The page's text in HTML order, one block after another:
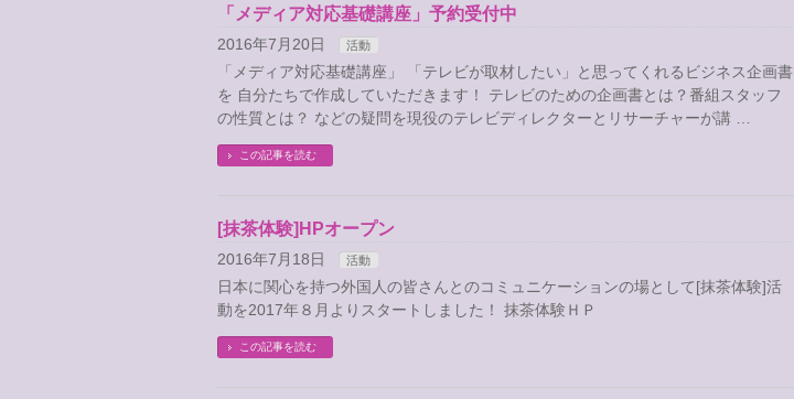
「メディア対応基礎講座」予約受付中
2016年7月20日 活動
「メディア対応基礎講座」 「テレビが取材したい」と思ってくれるビジネス企画書
を 自分たちで作成していただきます！ テレビのための企画書とは？番組スタッフ
の性質とは？ などの疑問を現役のテレビディレクターとリサーチャーが講 …
この記事を読む
[抹茶体験]HPオープン
2016年7月18日 活動
日本に関心を持つ外国人の皆さんとのコミュニケーションの場として[抹茶体験]活
動を2017年８月よりスタートしました！ 抹茶体験ＨＰ
この記事を読む